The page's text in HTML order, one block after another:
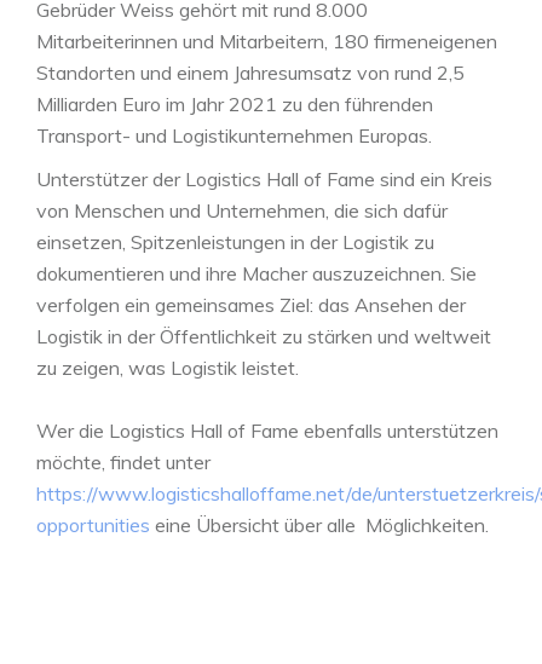
Gebrüder Weiss gehört mit rund 8.000
Mitarbeiterinnen und Mitarbeitern, 180 firmeneigenen
Standorten und einem Jahresumsatz von rund 2,5
Milliarden Euro im Jahr 2021 zu den führenden
Transport- und Logistikunternehmen Europas.
Unterstützer der Logistics Hall of Fame sind ein Kreis
von Menschen und Unternehmen, die sich dafür
einsetzen, Spitzenleistungen in der Logistik zu
dokumentieren und ihre Macher auszuzeichnen. Sie
verfolgen ein gemeinsames Ziel: das Ansehen der
Logistik in der Öffentlichkeit zu stärken und weltweit
zu zeigen, was Logistik leistet.
Wer die Logistics Hall of Fame ebenfalls unterstützen
möchte, findet unter
https://www.logisticshalloffame.net/de/
opportunities eine Übersicht über alle Möglichkeiten.